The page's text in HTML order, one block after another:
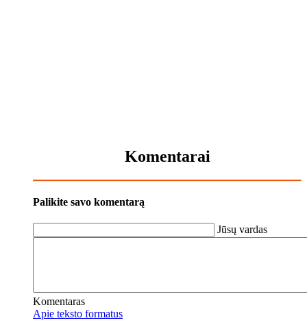
Komentarai
Palikite savo komentarą
Jūsų vardas
Komentaras
Apie teksto formatus